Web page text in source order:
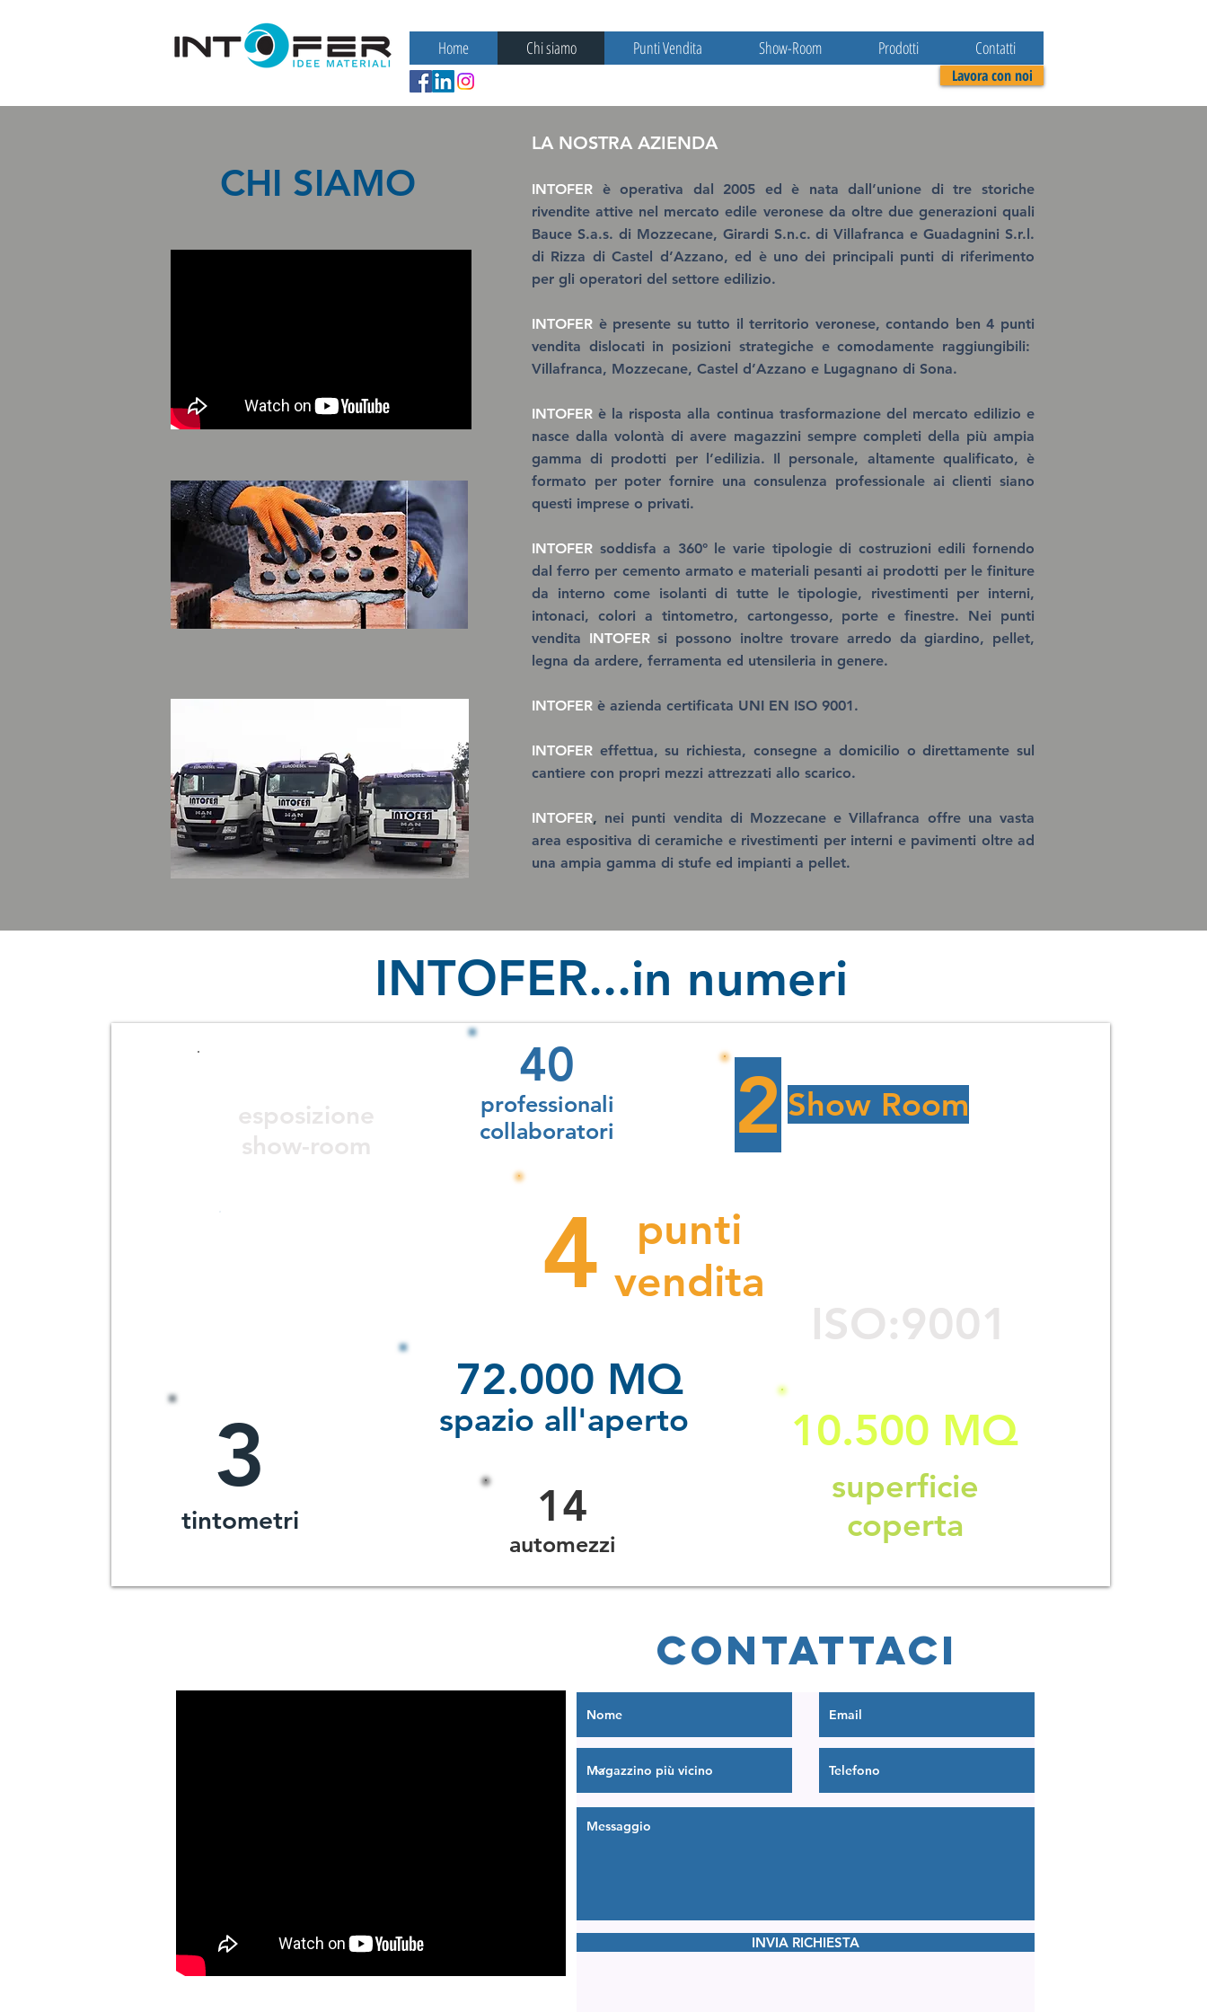
Home Chi siamo Punti Vendita Show-Room Prodotti Contatti
Lavora con noi
CHI SIAMO
LA NOSTRA AZIENDA
INTOFER è operativa dal 2005 ed è nata dall’unione di tre storiche
rivendite attive nel mercato edile veronese da oltre due generazioni quali
Bauce S.a.s. di Mozzecane, Girardi S.n.c. di Villafranca e Guadagnini S.r.l.
di Rizza di Castel d’Azzano, ed è uno dei principali punti di riferimento
per gli operatori del settore edilizio.
INTOFER è presente su tutto il territorio veronese, contando ben 4 punti
vendita dislocati in posizioni strategiche e comodamente raggiungibili:
Villafranca, Mozzecane, Castel d’Azzano e Lugagnano di Sona.
INTOFER è la risposta alla continua trasformazione del mercato edilizio e
nasce dalla volontà di avere magazzini sempre completi della più ampia
gamma di prodotti per l’edilizia. Il personale, altamente qualificato, è
formato per poter fornire una consulenza professionale ai clienti siano
questi imprese o privati.
INTOFER soddisfa a 360° le varie tipologie di costruzioni edili fornendo
dal ferro per cemento armato e materiali pesanti ai prodotti per le finiture
da interno come isolanti di tutte le tipologie, rivestimenti per interni,
intonaci, colori a tintometro, cartongesso, porte e finestre. Nei punti
vendita INTOFERsi possono inoltre trovare arredo da giardino, pellet,
legna da ardere, ferramenta ed utensileria in genere.
INTOFER è azienda certificata UNI EN ISO 9001.
INTOFER effettua, su richiesta, consegne a domicilio o direttamente sul
cantiere con propri mezzi attrezzati allo scarico.
INTOFER, nei punti vendita di Mozzecane e Villafranca offre una vasta
area espositiva di ceramiche e rivestimenti per interni e pavimenti oltre ad
una ampia gamma di stufe ed impianti a pellet.
INTOFER...in numeri
40
professionali
collaboratori
esposizione
show-room
14
automezzi
4
punti
vendita
ISO:9001
10.500 MQ
superficie
coperta
72.000 MQ
spazio all'aperto
2 Show Room
tintometri
3
CONTATTACI
INVIA RICHIESTA